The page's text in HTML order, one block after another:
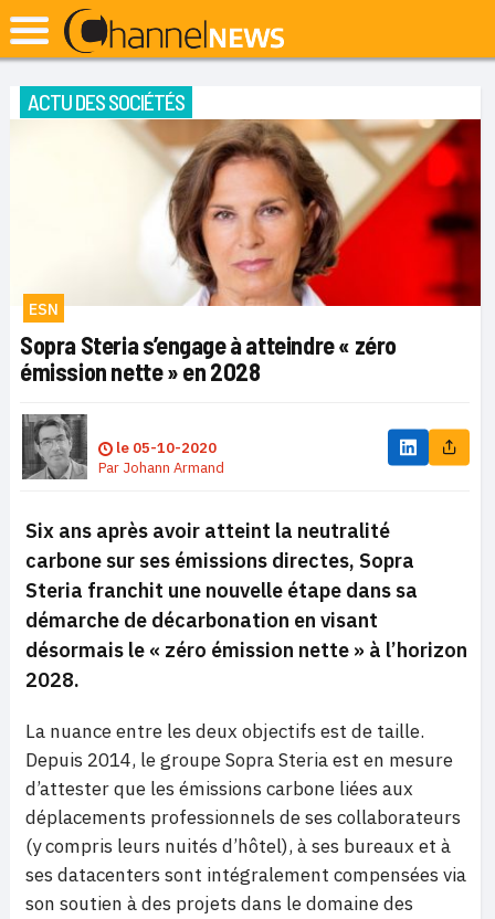
ACTU DES SOCIÉTÉS
ESN
Sopra Steria s’engage à atteindre « zéro
émission nette » en 2028
le 05-10-2020
Par Johann Armand
Six ans après avoir atteint la neutralité
carbone sur ses émissions directes, Sopra
Steria franchit une nouvelle étape dans sa
démarche de décarbonation en visant
désormais le « zéro émission nette » à l’horizon
2028.
La nuance entre les deux objectifs est de taille.
Depuis 2014, le groupe Sopra Steria est en mesure
d’attester que les émissions carbone liées aux
déplacements professionnels de ses collaborateurs
(y compris leurs nuités d’hôtel), à ses bureaux et à
ses datacenters sont intégralement compensées via
son soutien à des projets dans le domaine des